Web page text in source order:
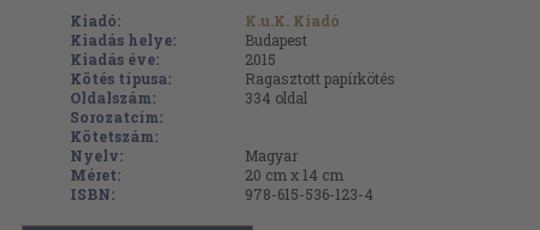
Kiadó:
K.u.K. Kiadó
Kiadás helye:
Budapest
Kiadás éve:
2015
Kötés típusa:
Ragasztott papírkötés
Oldalszám:
334 oldal
Sorozatcím:
Kötetszám:
Nyelv:
Magyar
Méret:
20 cm x 14 cm
ISBN:
978-615-536-123-4